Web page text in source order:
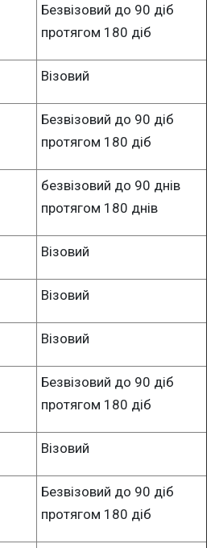
Безвізовий до 90 діб
протягом 180 діб
Візовий
Безвізовий до 90 діб
протягом 180 діб
безвізовий до 90 днів
протягом 180 днів
Візовий
Візовий
Візовий
Безвізовий до 90 діб
протягом 180 діб
Візовий
Безвізовий до 90 діб
протягом 180 діб